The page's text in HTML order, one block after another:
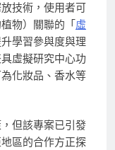
技術，使用者可
物）關聯的「 虛
學習參與度與理
虛擬研究中心功
化妝品、香水等
但該專案已引發
區的合作方正探